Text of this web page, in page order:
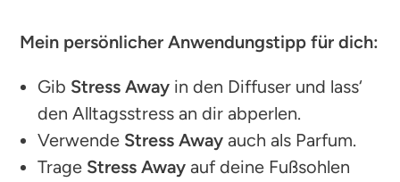
Mein persönlicher Anwendungstipp für dich:
Gib Stress Away in den Diffuser und lass‘
den Alltagsstress an dir abperlen.
Verwende Stress Away auch als Parfum.
Trage Stress Away auf deine Fußsohlen